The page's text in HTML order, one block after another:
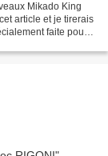
Mikado King
article et je tirerais
faite pour